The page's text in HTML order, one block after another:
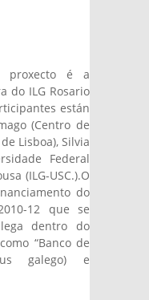
proxecto é a
do ILG Rosario
están
(Centro de
Lisboa), Silvia
Federal
(ILG-USC.).O
do
12 que se
dentro do
“Banco de
galego) e